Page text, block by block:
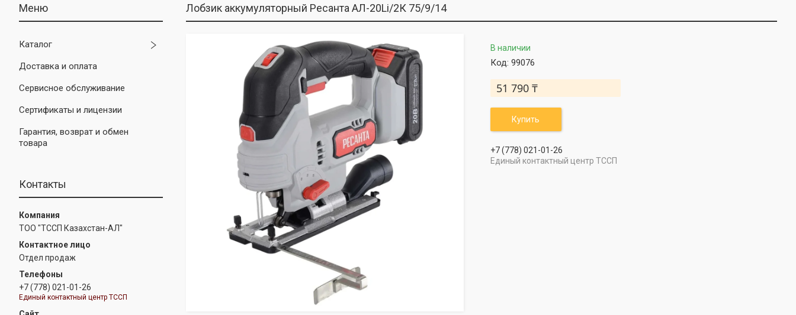
Каталог
Доставка и оплата
Сервисное обслуживание
Сертификаты и лицензии
Гарантия, возврат и обмен
товара
Контакты
ТОО "ТССП Казахстан-АЛ"
Отдел продаж
+7 (778) 021-01-26
Единый контактный центр ТССП
Лобзик аккумуляторный Ресанта АЛ-20Li/2К 75/9/14
В наличии
Код: 99076
51 790 ₸
Купить
+7 (778) 021-01-26
Единый контактный центр ТССП